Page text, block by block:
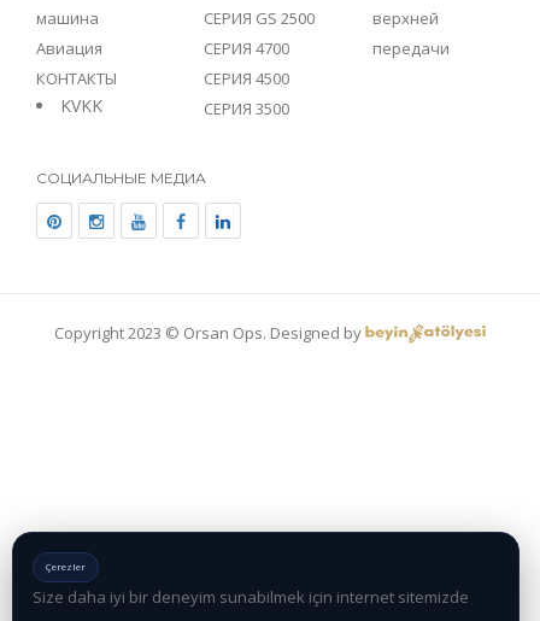
машина
Авиация
КОНТАКТЫ
KVKK
СЕРИЯ GS 2500
СЕРИЯ 4700
СЕРИЯ 4500
СЕРИЯ 3500
верхней
передачи
СОЦИАЛЬНЫЕ МЕДИА
Copyright 2023 © Orsan Ops. Designed by
Çerezler
Size daha iyi bir deneyim sunabilmek için internet sitemizde